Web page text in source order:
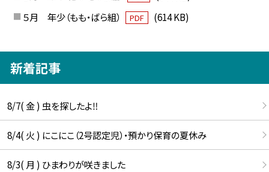
５月 年少（もも・ばら組）
PDF (614 KB)
新着記事
8/7( 金 ) 虫を探したよ‼
8/4( 火 ) にこにこ（2号認定児）・預かり保育の夏休み
8/3( 月 ) ひまわりが咲きました